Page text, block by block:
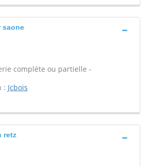
saone
complète ou partielle -
: Jcbois
retz